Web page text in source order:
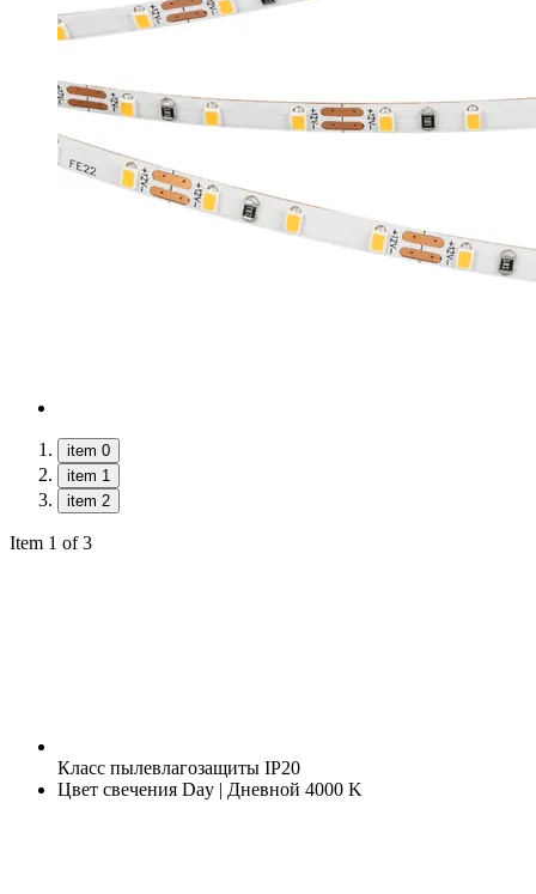
item 0
item 1
item 2
Item 1 of 3
Класс пылевлагозащиты IP20
Цвет свечения Day | Дневной 4000 K